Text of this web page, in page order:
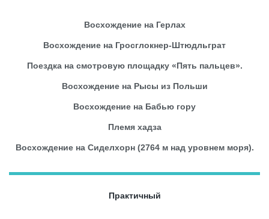
Восхождение на Герлах
Восхождение на Гросглокнер-Штюдльграт
Поездка на смотровую площадку «Пять пальцев».
Восхождение на Рысы из Польши
Восхождение на Бабью гору
Племя хадза
Восхождение на Сиделхорн (2764 м над уровнем моря).
Практичный